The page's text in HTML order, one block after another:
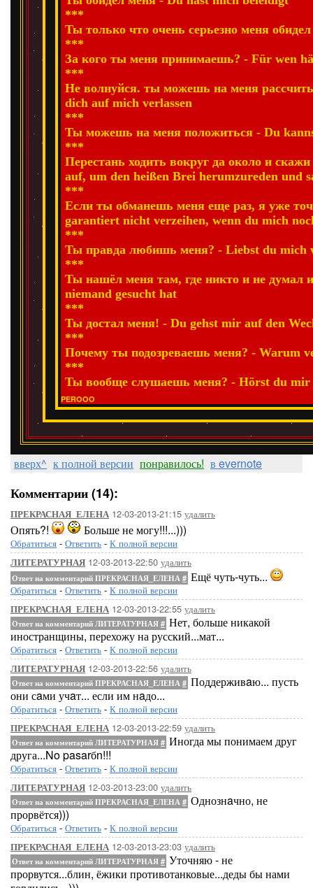
***
Ты только что очень серьезно меня
***
За кого ты меня принимаешь? - Für wen
***
Не волнуйся. ты можешь на меня
dich auf mich verlassen
***
Ты можешь на меня положиться - Du
***
Перестань ходить вокруг да около и
auf, um den heißen Brei herumzureden und
***
Если ты обманешь меня еще раз, я уже
garantiert nicht verzeihen, wenn du mich
***
Ты правда любишь меня? - Liebst du mich
***
Ты нашёл меня там, где никто и не думал
niemand gesucht hat
***
Ты достал меня! - Du gehst mir auf den
***
Почему ты подозреваешь меня? - Warum
***
Ты вообще слушаешь меня? - Hörst du mir
PEROOO
вверх^ к полной версии понравилось! в evernote
Комментарии (14):
ПРЕКРАСНАЯ_ЕЛЕНА 12-03-2013-21:15 удалить
Опять?! Больше не могу!!!...)))
Обратиться - Ответить - К полной версии
ЛИТЕРАТУРНАЯ 12-03-2013-22:50 удалить
Ответ на комментарий ПРЕКРАСНАЯ_ЕЛЕНА # Ещё чуть-чуть...
Обратиться - Ответить - К полной версии
ПРЕКРАСНАЯ_ЕЛЕНА 12-03-2013-22:55 удалить
Ответ на комментарий ЛИТЕРАТУРНАЯ # Нет, больше никакой
иностранщины, перехожу на русский...мат...
Обратиться - Ответить - К полной версии
ЛИТЕРАТУРНАЯ 12-03-2013-22:56 удалить
Ответ на комментарий ПРЕКРАСНАЯ_ЕЛЕНА # Поддерживaю... пусть
они сaми учaт... если им нaдо...
Обратиться - Ответить - К полной версии
ПРЕКРАСНАЯ_ЕЛЕНА 12-03-2013-22:59 удалить
Ответ на комментарий ЛИТЕРАТУРНАЯ # Иногда мы понимаем друг
друга...No pasarбn!!!
Обратиться - Ответить - К полной версии
ЛИТЕРАТУРНАЯ 12-03-2013-23:00 удалить
Ответ на комментарий ПРЕКРАСНАЯ_ЕЛЕНА # Однознaчно, не
прорвётся)))
Обратиться - Ответить - К полной версии
ПРЕКРАСНАЯ_ЕЛЕНА 12-03-2013-23:03 удалить
Ответ на комментарий ЛИТЕРАТУРНАЯ # Уточняю - не
прорвутся...блин, ёжики противотанковые...деды бы нами